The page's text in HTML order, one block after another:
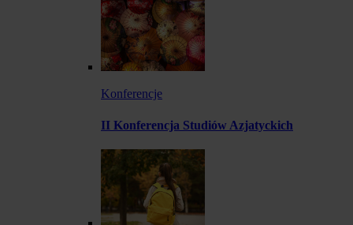
Konferencje
II Konferencja Studiów Azjatyckich